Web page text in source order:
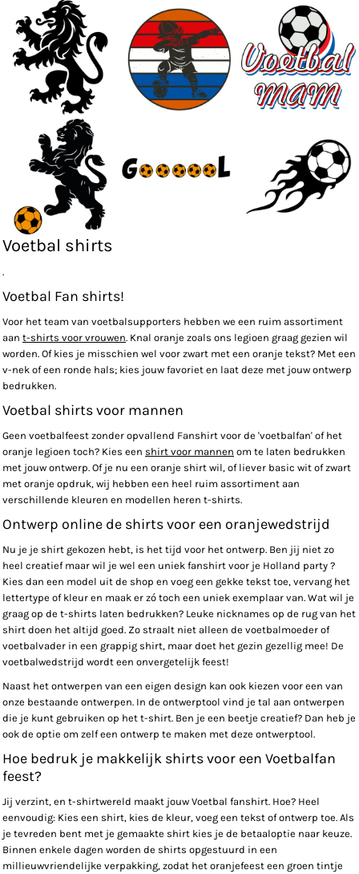
Voetbal shirts
.
Voetbal Fan shirts!
Voor het team van voetbalsupporters hebben we een ruim assortiment
aan t-shirts voor vrouwen. Knal oranje zoals ons legioen graag gezien wil
worden. Of kies je misschien wel voor zwart met een oranje tekst? Met een
v-nek of een ronde hals; kies jouw favoriet en laat deze met jouw ontwerp
bedrukken.
Voetbal shirts voor mannen
Geen voetbalfeest zonder opvallend Fanshirt voor de 'voetbalfan' of het
oranje legioen toch? Kies een shirt voor mannen om te laten bedrukken
met jouw ontwerp. Of je nu een oranje shirt wil, of liever basic wit of zwart
met oranje opdruk, wij hebben een heel ruim assortiment aan
verschillende kleuren en modellen heren t-shirts.
Ontwerp online de shirts voor een oranjewedstrijd
Nu je je shirt gekozen hebt, is het tijd voor het ontwerp. Ben jij niet zo
heel creatief maar wil je wel een uniek fanshirt voor je Holland party ?
Kies dan een model uit de shop en voeg een gekke tekst toe, vervang het
lettertype of kleur en maak er zó toch een uniek exemplaar van. Wat wil je
graag op de t-shirts laten bedrukken? Leuke nicknames op de rug van het
shirt doen het altijd goed. Zo straalt niet alleen de voetbalmoeder of
voetbalvader in een grappig shirt, maar doet het gezin gezellig mee! De
voetbalwedstrijd wordt een onvergetelijk feest!
Naast het ontwerpen van een eigen design kan ook kiezen voor een van
onze bestaande ontwerpen. In de ontwerptool vind je tal aan ontwerpen
die je kunt gebruiken op het t-shirt. Ben je een beetje creatief? Dan heb je
ook de optie om zelf een ontwerp te maken met deze ontwerptool.
Hoe bedruk je makkelijk shirts voor een Voetbalfan
feest?
Jij verzint, en t-shirtwereld maakt jouw Voetbal fanshirt. Hoe? Heel
eenvoudig: Kies een shirt, kies de kleur, voeg een tekst of ontwerp toe. Als
je tevreden bent met je gemaakte shirt kies je de betaaloptie naar keuze.
Binnen enkele dagen worden de shirts opgestuurd in een
millieuwvriendelijke verpakking, zodat het oranjefeest een groen tintje